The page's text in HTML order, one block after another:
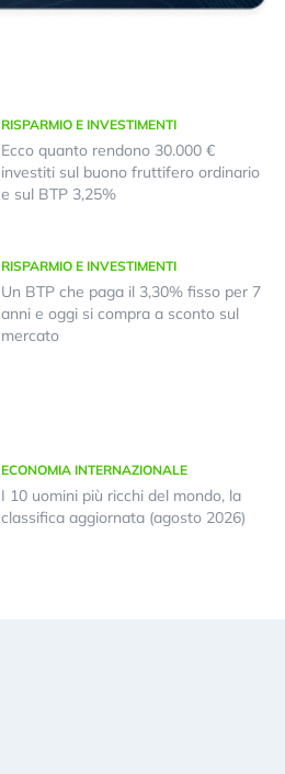
RISPARMIO E INVESTIMENTI
Ecco quanto rendono 30.000 €
investiti sul buono fruttifero ordinario
e sul BTP 3,25%
RISPARMIO E INVESTIMENTI
Un BTP che paga il 3,30% fisso per 7
anni e oggi si compra a sconto sul
mercato
ECONOMIA INTERNAZIONALE
I 10 uomini più ricchi del mondo, la
classifica aggiornata (agosto 2026)